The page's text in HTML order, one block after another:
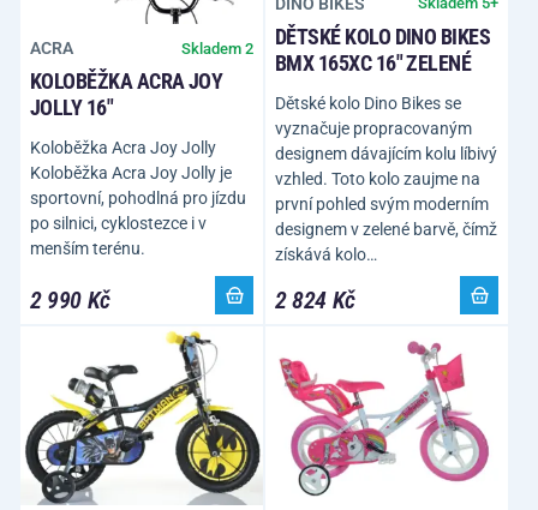
ACRA Skladem 2
KOLOBĚŽKA ACRA JOY
JOLLY 16"
Koloběžka Acra Joy Jolly
Koloběžka Acra Joy Jolly je
sportovní, pohodlná pro jízdu
po silnici, cyklostezce i v
menším terénu.
2 990 Kč
DĚTSKÉ KOLO DINO BIKES
BMX 165XC 16" ZELENÉ
Dětské kolo Dino Bikes se
vyznačuje propracovaným
designem dávajícím kolu líbivý
vzhled. Toto kolo zaujme na
první pohled svým moderním
designem v zelené barvě, čímž
získává kolo…
2 824 Kč